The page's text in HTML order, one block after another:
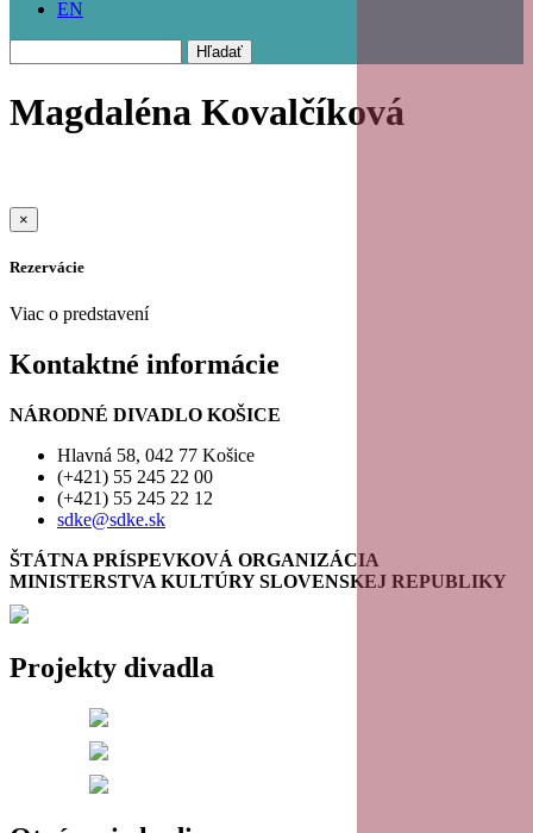
EN
Magdaléna Kovalčíková
×
Rezervácie
Viac o predstavení
Kontaktné informácie
NÁRODNÉ DIVADLO KOŠICE
Hlavná 58, 042 77 Košice
(+421) 55 245 22 00
(+421) 55 245 22 12
sdke@sdke.sk
ŠTÁTNA PRÍSPEVKOVÁ ORGANIZÁCIA
MINISTERSTVA KULTÚRY SLOVENSKEJ REPUBLIKY
Projekty divadla